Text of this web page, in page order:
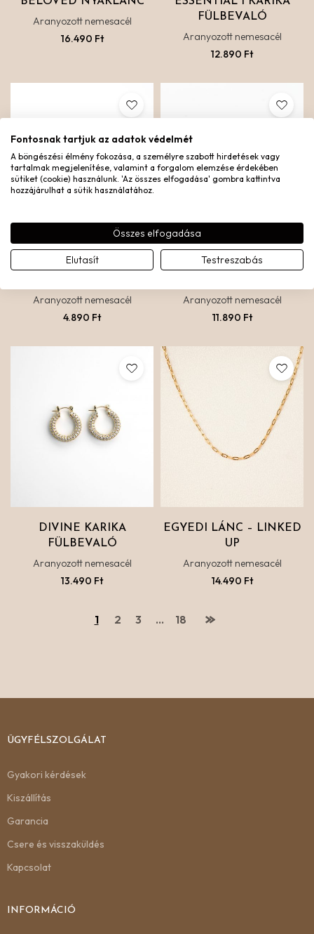
Aranyozott nemesacél
16.490 Ft
FÜLBEVALÓ
Aranyozott nemesacél
12.890 Ft
MINI HOROSZKÓPOS
Aranyozott nemesacél
4.890 Ft
ENDLESS KARIKA
Aranyozott nemesacél
11.890 Ft
DIVINE KARIKA
FÜLBEVALÓ
Aranyozott nemesacél
13.490 Ft
EGYEDI LÁNC – LINKED
UP
Aranyozott nemesacél
14.490 Ft
1 2 3 … 18
ÜGYFÉLSZOLGÁLAT
Gyakori kérdések
Kiszállítás
Garancia
Csere és visszaküldés
Kapcsolat
INFORMÁCIÓ
Fontosnak tartjuk az adatok védelmét
A böngészési élmény fokozása, a személyre szabott hirdetések vagy
tartalmak megjelenítése, valamint a forgalom elemzése érdekében
sütiket (cookie) használunk. 'Az összes elfogadása' gombra kattintva
hozzájárulhat a sütik használatához.
Összes elfogadása
Elutasít Testreszabás